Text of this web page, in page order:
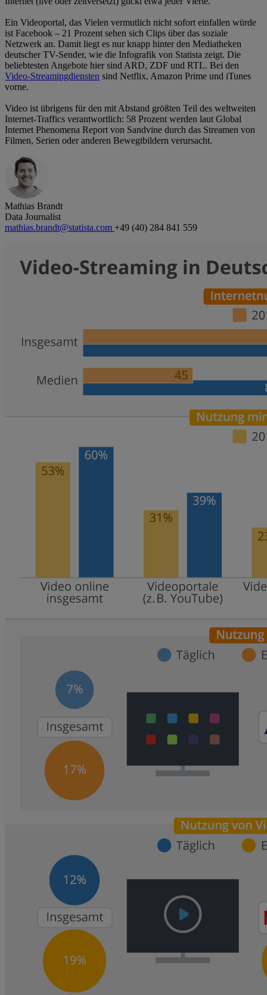
Ein Videoportal, das Vielen vermutlich nicht sofort einfallen würde
ist Facebook – 21 Prozent sehen sich Clips über das soziale
Netzwerk an. Damit liegt es nur knapp hinter den Mediatheken
deutscher TV-Sender, wie die Infografik von Statista zeigt. Die
beliebtesten Angebote hier sind ARD, ZDF und RTL. Bei den
Video-Streamingdiensten sind Netflix, Amazon Prime und iTunes
vorne.
Video ist übrigens für den mit Abstand größten Teil des weltweiten
Internet-Traffics verantwortlich: 58 Prozent werden laut Global
Internet Phenomena Report von Sandvine durch das Streamen von
Filmen, Serien oder anderen Bewegtbildern verursacht.
Mathias Brandt
Data Journalist
mathias.brandt@statista.com +49 (40) 284 841 559